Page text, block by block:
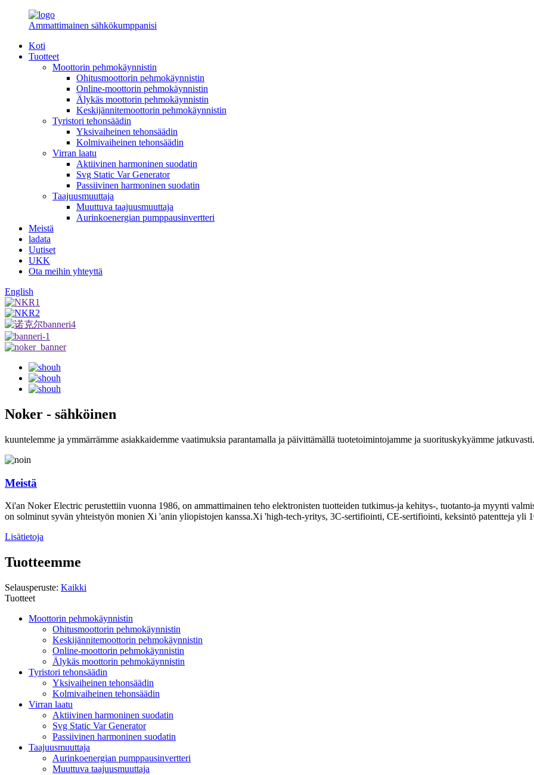
Ammattimainen sähkökumppanisi
Koti
Tuotteet
Moottorin pehmokäynnistin
Ohitusmoottorin pehmokäynnistin
Online-moottorin pehmokäynnistin
Älykäs moottorin pehmokäynnistin
Keskijännitemoottorin pehmokäynnistin
Tyristori tehonsäädin
Yksivaiheinen tehonsäädin
Kolmivaiheinen tehonsäädin
Virran laatu
Aktiivinen harmoninen suodatin
Svg Static Var Generator
Passiivinen harmoninen suodatin
Taajuusmuuttaja
Muuttuva taajuusmuuttaja
Aurinkoenergian pumppausinvertteri
Meistä
ladata
Uutiset
UKK
Ota meihin yhteyttä
English
Noker - sähköinen
kuuntelemme ja ymmärrämme asiakkaidemme vaatimuksia parantamalla ja päivittämällä tuotetoimintojamme ja suorituskykyämme jatkuvasti.
Meistä
Xi'an Noker Electric perustettiin vuonna 1986, on ammattimainen teho elektronisten tuotteiden tutkimus-ja kehitys-, tuotanto-ja myynti
on solminut syvän yhteistyön monien Xi 'anin yliopistojen kanssa.Xi 'high-tech-yritys, 3C-sertifiointi, CE-sertifiointi, keksintö patentteja yli
Lisätietoja
Tuotteemme
Selausperuste: Kaikki
Tuotteet
Moottorin pehmokäynnistin
Ohitusmoottorin pehmokäynnistin
Keskijännitemoottorin pehmokäynnistin
Online-moottorin pehmokäynnistin
Älykäs moottorin pehmokäynnistin
Tyristori tehonsäädin
Yksivaiheinen tehonsäädin
Kolmivaiheinen tehonsäädin
Virran laatu
Aktiivinen harmoninen suodatin
Svg Static Var Generator
Passiivinen harmoninen suodatin
Taajuusmuuttaja
Aurinkoenergian pumppausinvertteri
Muuttuva taajuusmuuttaja